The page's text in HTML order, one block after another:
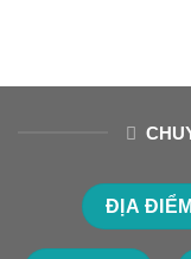
ĐỊA ĐIỂM